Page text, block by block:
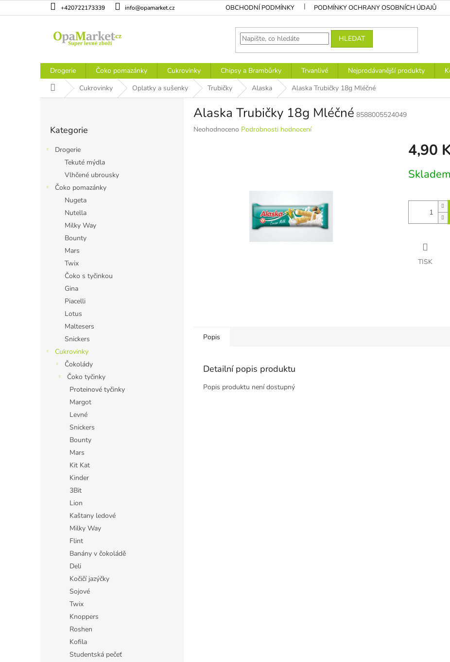
na
+420722173339 info@opamarket.cz OBCHODNÍ PODMÍNKY PODMÍNKY OCHRANY OSOBNÍCH ÚDAJŮ
HLEDAT
Drogerie Čoko pomazánky Cukrovinky Chipsy a Brambůrky Trvanlivé Nejprodávanější produkty
Domů Cukrovinky Oplatky a sušenky Trubičky Alaska Alaska Trubičky 18g Mléčné
kategorie
Kategorie
Drogerie
Tekuté mýdla
Vlhčené ubrousky
Čoko pomazánky
Nugeta
Nutella
Milky Way
Bounty
Mars
Twix
Čoko s tyčinkou
Gina
Piacelli
Lotus
Maltesers
Snickers
Cukrovinky
Čokolády
Čoko tyčinky
Proteinové tyčinky
Margot
Levné
Snickers
Bounty
Mars
Kit Kat
Kinder
3Bit
Lion
Kaštany ledové
Milky Way
Flint
Banány v čokoládě
Deli
Kočičí jazýčky
Sojové
Twix
Knoppers
Roshen
Kofila
Studentská pečeť
Alaska Trubičky 18g Mléčné 8588005524049
Průměrné
Neohodnoceno Podrobnosti hodnocení
4,90
cena:
TISK
Popis
Detailní popis produktu
Popis produktu není dostupný